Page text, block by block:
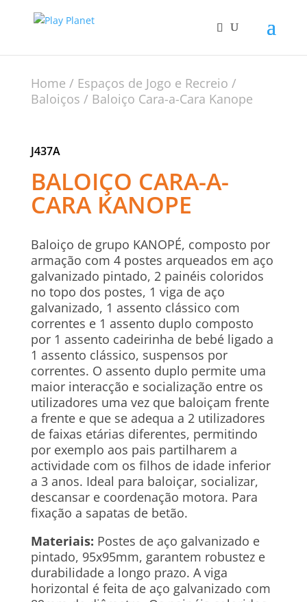
Home / Espaços de Jogo e Recreio /
Baloiços / Baloiço Cara-a-Cara Kanope
J437A
BALOIÇO CARA-A-
CARA KANOPE
Baloiço de grupo KANOPÉ, composto por
armação com 4 postes arqueados em aço
galvanizado pintado, 2 painéis coloridos
no topo dos postes, 1 viga de aço
galvanizado, 1 assento clássico com
correntes e 1 assento duplo composto
por 1 assento cadeirinha de bebé ligado a
1 assento clássico, suspensos por
correntes. O assento duplo permite uma
maior interacção e socialização entre os
utilizadores uma vez que baloiçam frente
a frente e que se adequa a 2 utilizadores
de faixas etárias diferentes, permitindo
por exemplo aos pais partilharem a
actividade com os filhos de idade inferior
a 3 anos. Ideal para baloiçar, socializar,
descansar e coordenação motora. Para
fixação a sapatas de betão.
Materiais: Postes de aço galvanizado e
pintado, 95x95mm, garantem robustez e
durabilidade a longo prazo. A viga
horizontal é feita de aço galvanizado com